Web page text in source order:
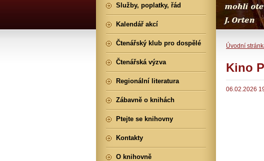
Úvodní
Kino
06.02.2026
Služby, poplatky, řád
Kalendář akcí
Čtenářský klub pro dospělé
Čtenářská výzva
Regionální literatura
Zábavně o knihách
Ptejte se knihovny
Kontakty
O knihovně